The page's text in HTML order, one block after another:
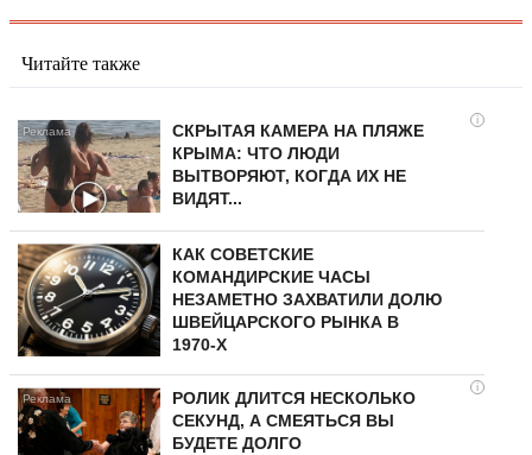
Читайте также
i
СКРЫТАЯ КАМЕРА НА ПЛЯЖЕ
КРЫМА: ЧТО ЛЮДИ
ВЫТВОРЯЮТ, КОГДА ИХ НЕ
ВИДЯТ...
КАК СОВЕТСКИЕ
КОМАНДИРСКИЕ ЧАСЫ
НЕЗАМЕТНО ЗАХВАТИЛИ ДОЛЮ
ШВЕЙЦАРСКОГО РЫНКА В
1970-Х
i
РОЛИК ДЛИТСЯ НЕСКОЛЬКО
СЕКУНД, А СМЕЯТЬСЯ ВЫ
БУДЕТЕ ДОЛГО